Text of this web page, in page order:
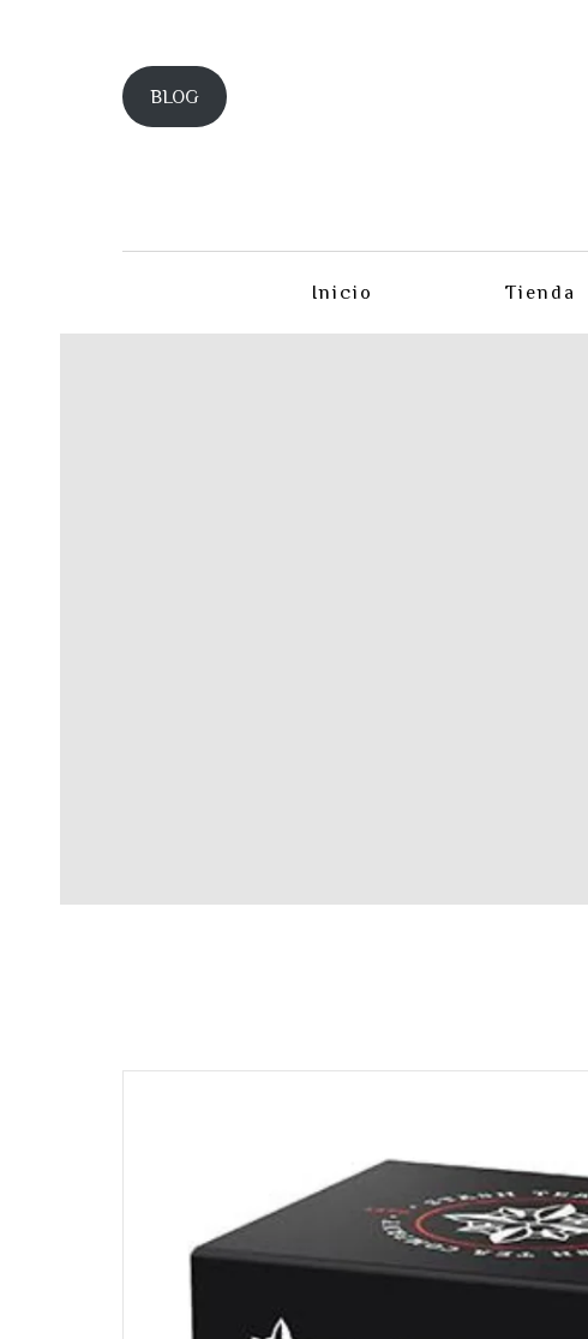
BLOG
Inicio Tienda